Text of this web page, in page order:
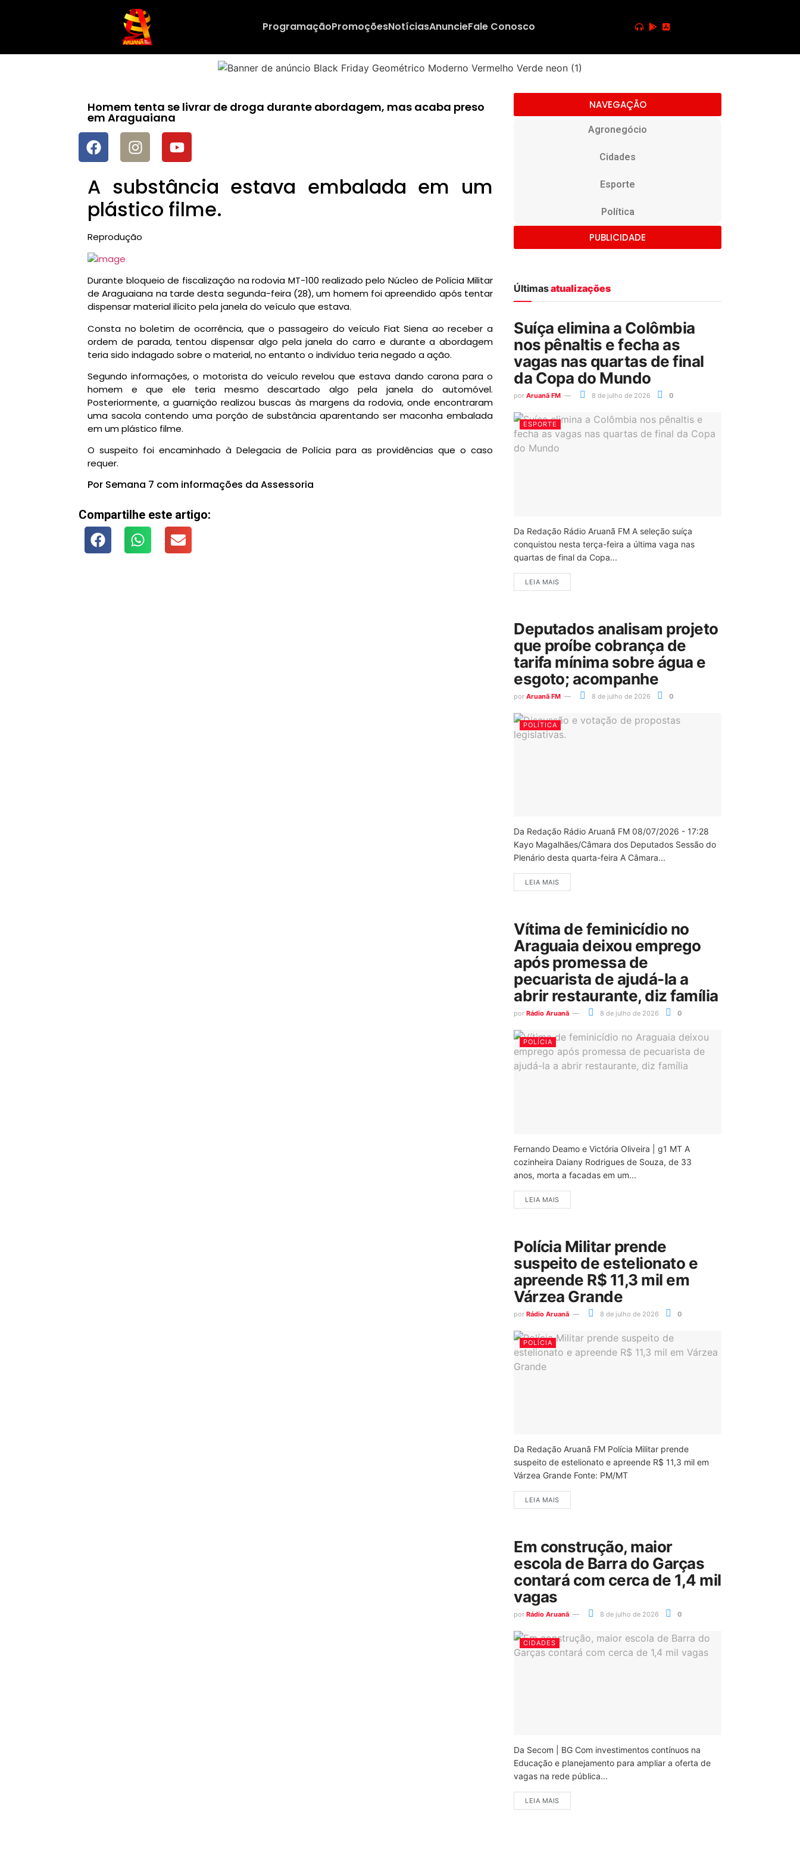
ProgramaçãoPromoçõesNotíciasAnuncieFale Conosco
Homem tenta se livrar de droga durante abordagem, mas acaba preso
em Araguaiana
A substância estava embalada em um
plástico filme.
Reprodução
Durante bloqueio de fiscalização na rodovia MT-100 realizado pelo Núcleo de Polícia Militar
de Araguaiana na tarde desta segunda-feira (28), um homem foi apreendido após tentar
dispensar material ilícito pela janela do veículo que estava.
Consta no boletim de ocorrência, que o passageiro do veículo Fiat Siena ao receber a
ordem de parada, tentou dispensar algo pela janela do carro e durante a abordagem
teria sido indagado sobre o material, no entanto o indivíduo teria negado a ação.
Segundo informações, o motorista do veículo revelou que estava dando carona para o
homem e que ele teria mesmo descartado algo pela janela do automóvel.
Posteriormente, a guarnição realizou buscas às margens da rodovia, onde encontraram
uma sacola contendo uma porção de substância aparentando ser maconha embalada
em um plástico filme.
O suspeito foi encaminhado à Delegacia de Polícia para as providências que o caso
requer.
Por Semana 7 com informações da Assessoria
Compartilhe este artigo:
NAVEGAÇÃO
Agronegócio
Cidades
Esporte
Política
PUBLICIDADE
Últimasatualizações
Suíça elimina a Colômbia
nos pênaltis e fecha as
vagas nas quartas de final
da Copa do Mundo
por Aruanã FM 8 de julho de 2026 0
ESPORTE
Da Redação Rádio Aruanã FM A seleção suíça
conquistou nesta terça-feira a última vaga nas
quartas de final da Copa...
LEIA MAIS
Deputados analisam projeto
que proíbe cobrança de
tarifa mínima sobre água e
esgoto; acompanhe
por Aruanã FM 8 de julho de 2026 0
POLÍTICA
Da Redação Rádio Aruanã FM 08/07/2026 - 17:28
Kayo Magalhães/Câmara dos Deputados Sessão do
Plenário desta quarta-feira A Câmara...
LEIA MAIS
Vítima de feminicídio no
Araguaia deixou emprego
após promessa de
pecuarista de ajudá-la a
abrir restaurante, diz família
por Rádio Aruanã 8 de julho de 2026 0
POLÍCIA
Fernando Deamo e Victória Oliveira | g1 MT A
cozinheira Daiany Rodrigues de Souza, de 33
anos, morta a facadas em um...
LEIA MAIS
Polícia Militar prende
suspeito de estelionato e
apreende R$ 11,3 mil em
Várzea Grande
por Rádio Aruanã 8 de julho de 2026 0
POLÍCIA
Da Redação Aruanã FM Polícia Militar prende
suspeito de estelionato e apreende R$ 11,3 mil em
Várzea Grande Fonte: PM/MT
LEIA MAIS
Em construção, maior
escola de Barra do Garças
contará com cerca de 1,4 mil
vagas
por Rádio Aruanã 8 de julho de 2026 0
CIDADES
Da Secom | BG Com investimentos contínuos na
Educação e planejamento para ampliar a oferta de
vagas na rede pública...
LEIA MAIS